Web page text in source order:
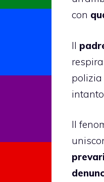
con
Il
polizia
Il